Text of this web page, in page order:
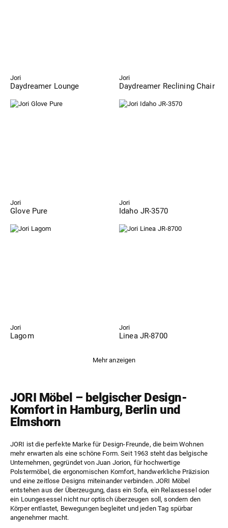
Jori
Daydreamer Lounge
Jori
Daydreamer Reclining Chair
Jori
Glove Pure
Jori
Idaho JR-3570
Jori
Lagom
Jori
Linea JR-8700
Mehr anzeigen
JORI Möbel – belgischer Design-
Komfort in Hamburg, Berlin und
Elmshorn
JORI ist die perfekte Marke für Design-Freunde, die beim Wohnen
mehr erwarten als eine schöne Form. Seit 1963 steht das belgische
Unternehmen, gegründet von Juan Jorion, für hochwertige
Polstermöbel, die ergonomischen Komfort, handwerkliche Präzision
und eine zeitlose Designs miteinander verbinden. JORI Möbel
entstehen aus der Überzeugung, dass ein Sofa, ein Relaxsessel oder
ein Loungesessel nicht nur optisch überzeugen soll, sondern den
Körper entlastet, Bewegungen begleitet und jeden Tag spürbar
angenehmer macht.